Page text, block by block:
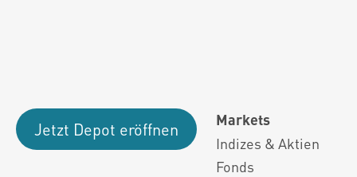
Jetzt Depot eröffnen
Markets
Indizes & Aktien
Fonds